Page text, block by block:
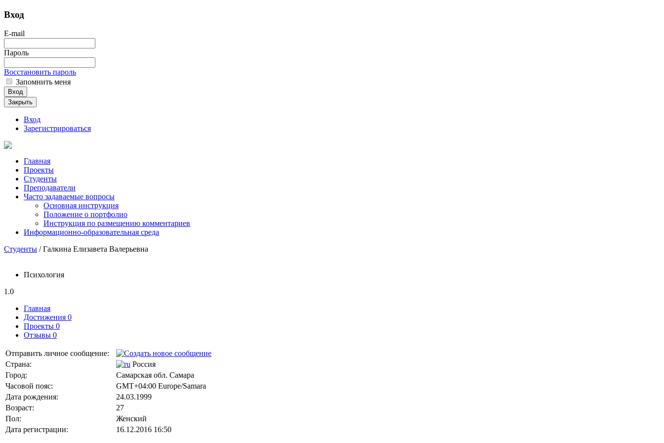
Вход
E-mail
Пароль
Восстановить пароль
Запомнить меня
Вход
Закрыть
Вход
Зарегистрироваться
Главная
Проекты
Студенты
Преподаватели
Часто задаваемые вопросы
Основная инструкция
Положение о портфолио
Инструкция по размещению комментариев
Информационно-образовательная среда
Студенты / Галкина Елизавета Валерьевна
Психология
1.0
Главная
Достижения 0
Проекты 0
Отзывы 0
Отправить личное сообщение:
Страна:
Россия
Город:
Самарская обл. Самара
Часовой пояс:
GMT+04:00 Europe/Samara
Дата рождения:
24.03.1999
Возраст:
27
Пол:
Женский
Дата регистрации:
16.12.2016 16:50